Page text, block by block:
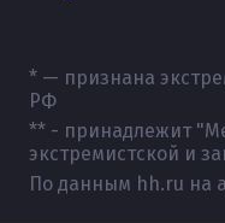
* — признана
РФ
** - принадлежит
экстремистской и
По данным hh.ru на